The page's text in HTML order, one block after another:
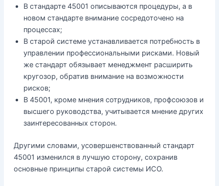
В стандарте 45001 описываются процедуры, а в
новом стандарте внимание сосредоточено на
процессах;
В старой системе устанавливается потребность в
управлении профессиональными рисками. Новый
же стандарт обязывает менеджмент расширить
кругозор, обратив внимание на возможности
рисков;
В 45001, кроме мнения сотрудников, профсоюзов и
высшего руководства, учитывается мнение других
заинтересованных сторон.
Другими словами, усовершенствованный стандарт
45001 изменился в лучшую сторону, сохранив
основные принципы старой системы ИСО.